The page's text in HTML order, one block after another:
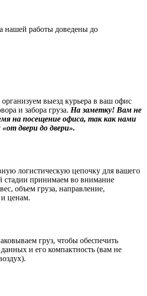
нашей работы доведены до
выезд курьера в ваш офис
и забора груза. На заметку! Вам не
на посещение офиса, так как нами
двери до двери».
логистическую цепочку для вашего
стадии принимаем во внимание
объем груза, направление,
и ценам.
груз, чтобы обеспечить
и его компактность (вам не